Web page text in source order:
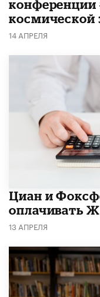
конференции
космической
14 АПРЕЛЯ
Циан и
оплачивать
13 АПРЕЛЯ